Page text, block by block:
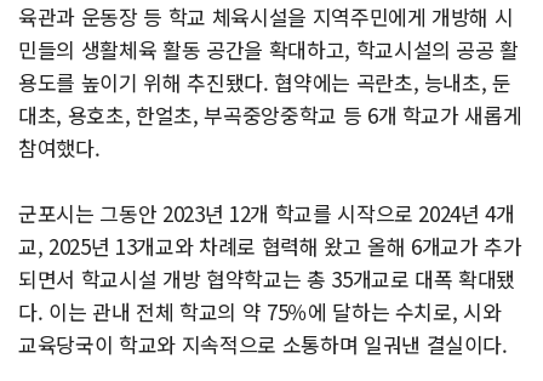
육관과 운동장 등 학교 체육시설을 지역주민에게 개방해 시
민들의 생활체육 활동 공간을 확대하고, 학교시설의 공공 활
용도를 높이기 위해 추진됐다. 협약에는 곡란초, 능내초, 둔
대초, 용호초, 한얼초, 부곡중앙중학교 등 6개 학교가 새롭게
참여했다.
군포시는 그동안 2023년 12개 학교를 시작으로 2024년 4개
교, 2025년 13개교와 차례로 협력해 왔고 올해 6개교가 추가
되면서 학교시설 개방 협약학교는 총 35개교로 대폭 확대됐
다. 이는 관내 전체 학교의 약 75％에 달하는 수치로, 시와
교육당국이 학교와 지속적으로 소통하며 일궈낸 결실이다.